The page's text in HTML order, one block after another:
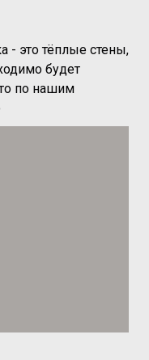
- это тёплые стены,
будет
по нашим